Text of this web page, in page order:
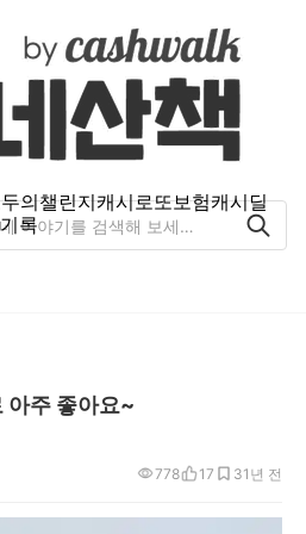
의챌린지캐시로또보험캐시딜
록
아주 좋아요~
1년 전
778 17 3